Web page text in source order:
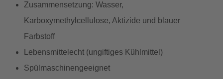
Zusammensetzung: Wasser,
Karboxymethylcellulose, Aktizide und blauer
Farbstoff
Lebensmittelecht (ungiftiges Kühlmittel)
Spülmaschinengeeignet